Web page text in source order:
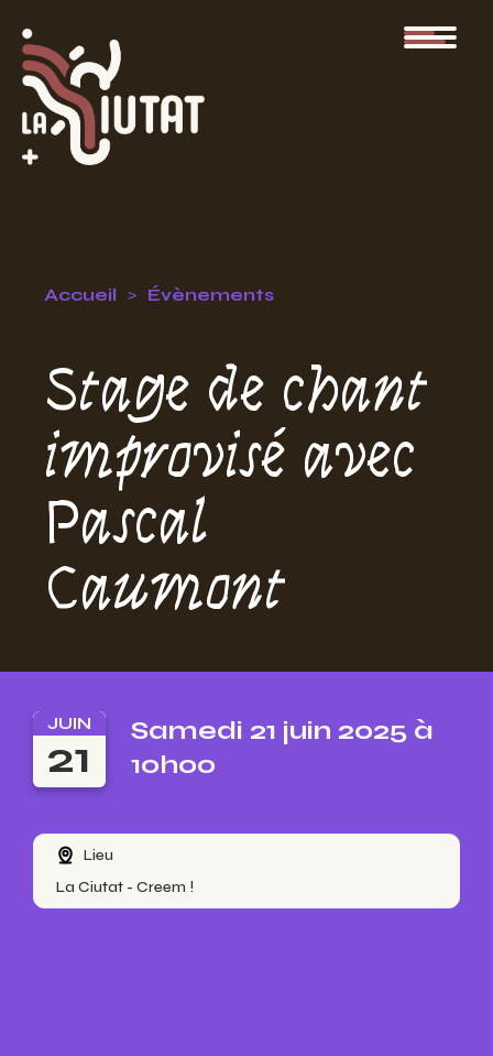
Accueil Évènements
Stage de chant
improvisé avec
Pascal
Caumont
JUIN
21
Samedi 21 juin 2025 à
10h00
Lieu
La Ciutat - Creem !